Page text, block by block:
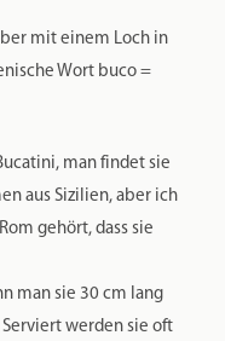
mit einem Loch in
Wort buco =
man findet sie
aus Sizilien, aber ich
gehört, dass sie
man sie 30 cm lang
werden sie oft